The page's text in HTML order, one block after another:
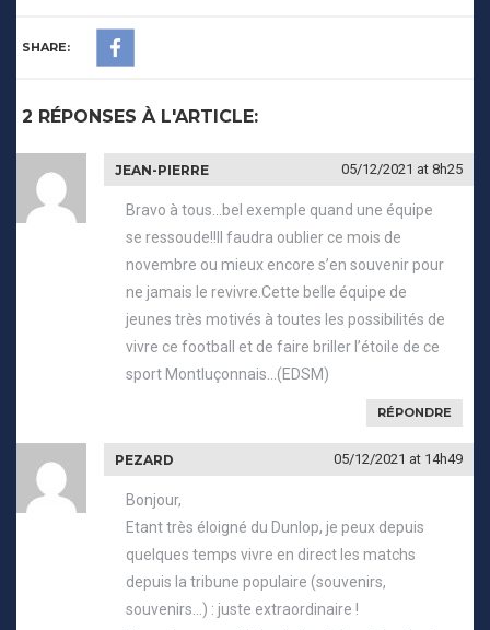
SHARE:
2 RÉPONSES À L'ARTICLE:
JEAN-PIERRE 05/12/2021 at 8h25
Bravo à tous…bel exemple quand une équipe
se ressoude!!Il faudra oublier ce mois de
novembre ou mieux encore s’en souvenir pour
ne jamais le revivre.Cette belle équipe de
jeunes très motivés à toutes les possibilités de
vivre ce football et de faire briller l’étoile de ce
sport Montluçonnais…(EDSM)
RÉPONDRE
PEZARD 05/12/2021 at 14h49
Bonjour,
Etant très éloigné du Dunlop, je peux depuis
quelques temps vivre en direct les matchs
depuis la tribune populaire (souvenirs,
souvenirs…) : juste extraordinaire !